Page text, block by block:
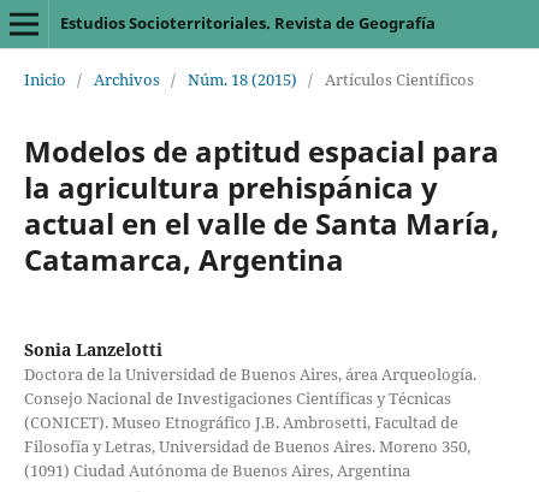
Estudios Socioterritoriales. Revista de Geografía
Inicio / Archivos / Núm. 18 (2015) / Artículos Científicos
Modelos de aptitud espacial para
la agricultura prehispánica y
actual en el valle de Santa María,
Catamarca, Argentina
Sonia Lanzelotti
Doctora de la Universidad de Buenos Aires, área Arqueología.
Consejo Nacional de Investigaciones Científicas y Técnicas
(CONICET). Museo Etnográfico J.B. Ambrosetti, Facultad de
Filosofía y Letras, Universidad de Buenos Aires. Moreno 350,
(1091) Ciudad Autónoma de Buenos Aires, Argentina